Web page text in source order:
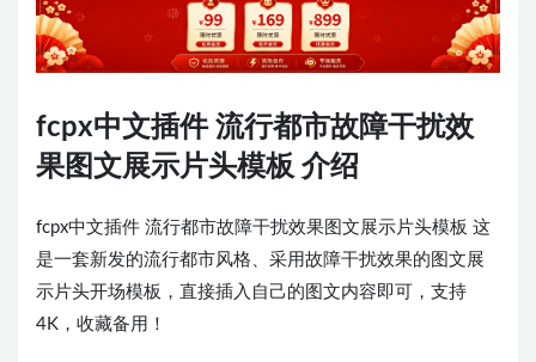
fcpx中文插件 流行都市故障干扰效
果图文展示片头模板 介绍
fcpx中文插件 流行都市故障干扰效果图文展示片头模板 这
是一套新发的流行都市风格、采用故障干扰效果的图文展
示片头开场模板，直接插入自己的图文内容即可，支持
4K，收藏备用！